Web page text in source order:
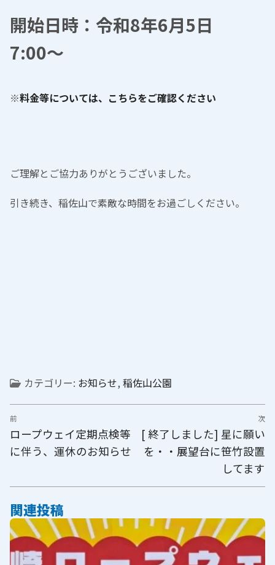
開始日時：令和8年6月5日
7:00～
※料金等については、こちらをご確認ください
ご理解とご協力ありがとうございました。
引き続き、稲佐山で素敵な時間をお過ごしください。
カテゴリー: お知らせ, 稲佐山公園
投
稿
ナ
ゲ
ー
シ
ョ
ン
前
前
の
ロープウェイ定期点検等
に伴う、運休のお知らせ
次
次
の
[ 終了しました] 星に願い
を・・展望台に笹竹設置
してます
関連投稿